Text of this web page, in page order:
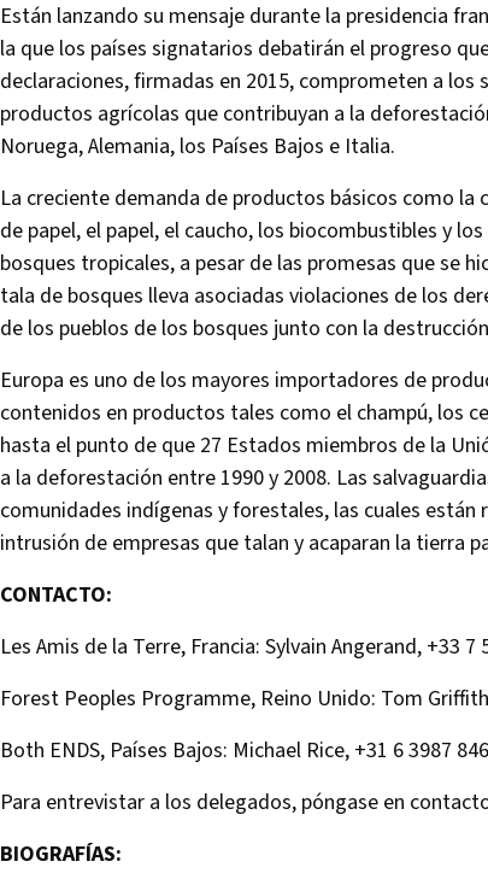
Están lanzando su mensaje durante la presidencia
la que los países signatarios debatirán el progreso
declaraciones, firmadas en 2015, comprometen a
productos agrícolas que contribuyan a la
Noruega, Alemania, los Países Bajos e Italia.
La creciente demanda de productos básicos como la
de papel, el papel, el caucho, los biocombustibles y
bosques tropicales, a pesar de las promesas que se
tala de bosques lleva asociadas violaciones de los
de los pueblos de los bosques junto con la
Europa es uno de los mayores importadores de
contenidos en productos tales como el champú, los
hasta el punto de que 27 Estados miembros de la
a la deforestación entre 1990 y 2008. Las
comunidades indígenas y forestales, las cuales
intrusión de empresas que talan y acaparan la tierra
CONTACTO:
Les Amis de la Terre, Francia: Sylvain Angerand, +33 7
Forest Peoples Programme, Reino Unido: Tom
Both ENDS, Países Bajos: Michael Rice, +31 6 3987
Para entrevistar a los delegados, póngase en
BIOGRAFÍAS: